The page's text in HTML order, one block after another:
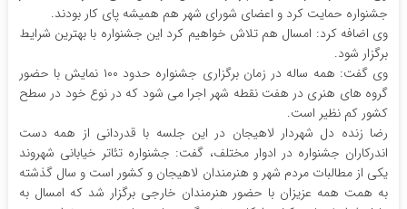
جشنواره حمایت کرد و اعضای شورای شهر هم همیشه پای کار بودند.
وی اضافه کرد: امسال هم تلاش خواهیم کرد این جشنواره با بهترین شرایط
برگزار شود.
وی گفت: همه ساله در زمان برگزاری جشنواره حدود ۱۰۰ نمایش با حضور
گروه های هنری در هفت نقطه شهر اجرا می شود که در نوع خود در سطح
کشور کم نظیر است.
رضا زنده دل شهردار لاهیجان در این جلسه با قدردانی از همه دست
اندرکاران جشنواره در ادوار مختلف، گفت: جشنواره تئاتر خیابانی شهروند
یکی از مطالبات مردم شهر و هنرمندان لاهیجان و کشور است و سال گذشته
به همت همه عزیزان با حضور هنرمندان خارجی برگزار شد که امسال به